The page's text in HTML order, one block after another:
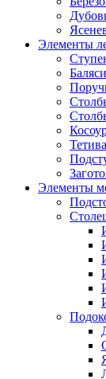
Элементы
Тетива
Элементы